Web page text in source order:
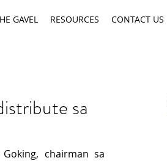
GAVEL RESOURCES CONTACT US
sa
chairman sa